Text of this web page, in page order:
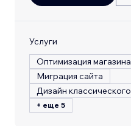
Услуги
Оптимизация магазина
Миграция сайта
+ еще 5